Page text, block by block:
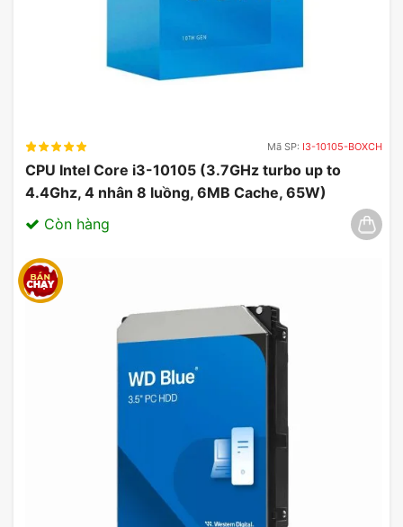
Mã SP: I3-10105-BOXCH
CPU Intel Core i3-10105 (3.7GHz turbo up to
4.4Ghz, 4 nhân 8 luồng, 6MB Cache, 65W)
03/2025
Còn hàng